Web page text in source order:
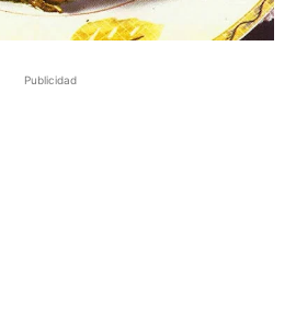
Publicidad